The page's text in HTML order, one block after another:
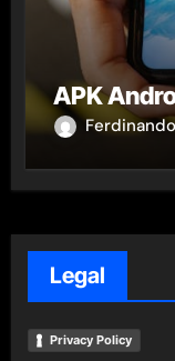
APK
Legal
Privacy Policy